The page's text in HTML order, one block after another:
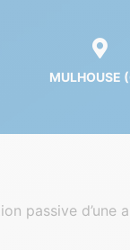
MULHOUSE
passive d’une